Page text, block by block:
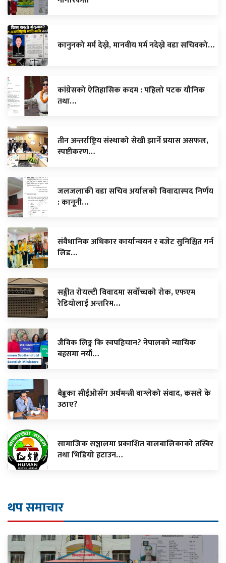
कानुनको मर्म देख्ने, मानवीय मर्म नदेख्ने वडा सचिवको…
कांग्रेसको ऐतिहासिक कदम : पहिलो पटक यौनिक
तथा…
तीन अन्तर्राष्ट्रिय संस्थाको सेखी झार्ने प्रयास असफल,
स्पष्टीकरण…
जलजलाकी वडा सचिव अर्यालको विवादास्पद निर्णय
: कानूनी…
संवैधानिक अधिकार कार्यान्वयन र बजेट सुनिश्चित गर्न
लिड…
सङ्गीत रोयल्टी विवादमा सर्वोच्चको रोक, एफएम
रेडियोलाई अन्तरिम…
जैविक लिङ्ग कि स्वपहिचान? नेपालको न्यायिक
बहसमा नयाँ…
बैङ्कका सीईओसँग अर्थमन्त्री वाग्लेको संवाद, कसले के
उठाए?
सामाजिक सञ्जालमा प्रकाशित बालबालिकाको तस्बिर
तथा भिडियो हटाउन…
थप समाचार